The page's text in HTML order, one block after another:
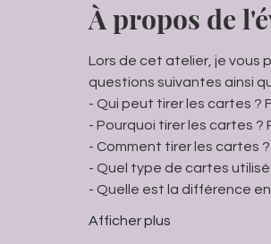
À propos de
Lors de cet atelier, je vous
questions suivantes ainsi
- Qui peut tirer les cartes ?
- Pourquoi tirer les cartes ?
- Comment tirer les cartes
- Quel type de cartes
- Quelle est la différence
Afficher plus